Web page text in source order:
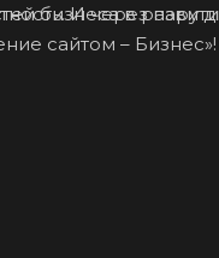
И через пару
сайтом – Бизнес»!
бизнеса в